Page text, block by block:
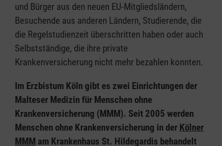
und Bürger aus den neuen EU-Mitgliedsländern,
Besuchende aus anderen Ländern, Studierende, die
die Regelstudienzeit überschritten haben oder auch
Selbstständige, die ihre private
Krankenversicherung nicht mehr bezahlen konnten.
Im Erzbistum Köln gibt es zwei Einrichtungen der
Malteser Medizin für Menschen ohne
Krankenversicherung (MMM). Seit 2005 werden
Menschen ohne Krankenversicherung in der Kölner
MMM am Krankenhaus St. Hildegardis behandelt